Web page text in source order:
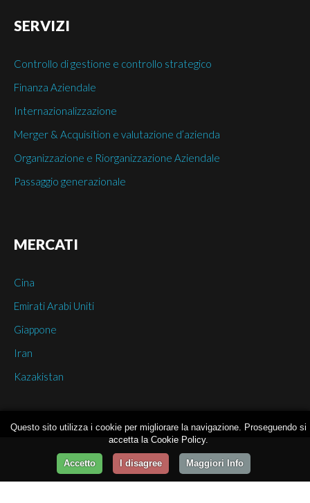
SERVIZI
Controllo di gestione e controllo strategico
Finanza Aziendale
Internazionalizzazione
Merger & Acquisition e valutazione d’azienda
Organizzazione e Riorganizzazione Aziendale
Passaggio generazionale
MERCATI
Cina
Emirati Arabi Uniti
Giappone
Iran
Kazakistan
Questo sito utilizza i cookie per migliorare la navigazione. Proseguendo si
accetta la Cookie Policy.
Accetto I disagree Maggiori Info